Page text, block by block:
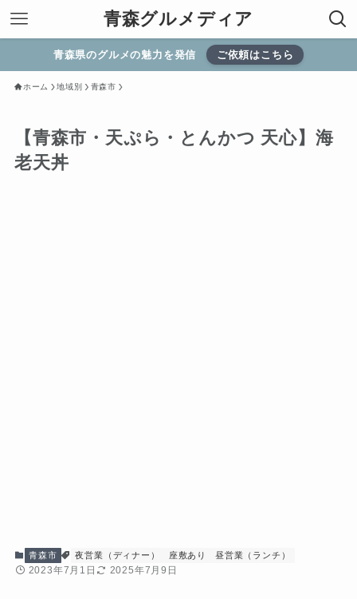
青森グルメディア
青森県のグルメの魅力を発信 ご依頼はこちら
ホーム 地域別 青森市
【青森市・天ぷら・とんかつ 天心】海
老天丼
青森市 夜営業（ディナー） 座敷あり 昼営業（ランチ）
2023年7月1日 2025年7月9日